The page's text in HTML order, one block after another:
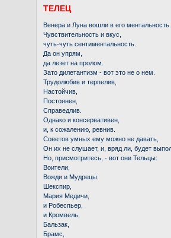
ТЕЛЕЦ
Венера и Луна вошли в его ментальность.
Чувствительность и вкус,
чуть-чуть сентиментальность.
Да он упрям,
да лезет на пролом.
Зато дилетантизм - вот это не о нем.
Трудолюбив и терпелив,
Настойчив,
Постоянен,
Справедлив.
Однако и консервативен,
и, к сожалению, ревнив.
Советов умных ему можно не давать,
Он их не слушает, и, вряд ли, будет
Но, присмотритесь, - вот они Тельцы:
Воители,
Вожди и Мудрецы.
Шекспир,
Мария Медичи,
и Робеспьер,
и Кромвель,
Бальзак,
Брамс,